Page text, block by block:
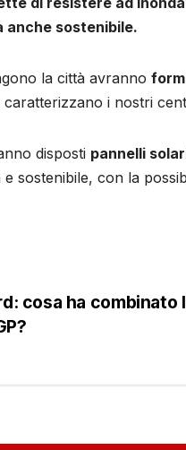
sostenibile.
la città avranno
i nostri
disposti pannelli
sostenibile, con la
cosa ha combinato